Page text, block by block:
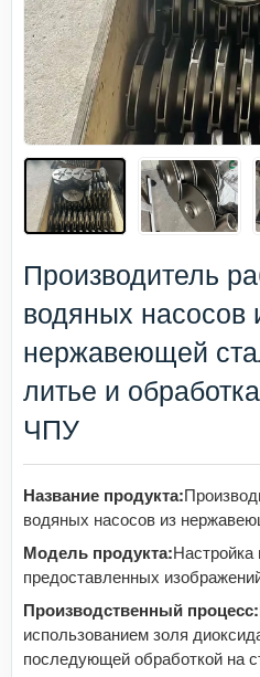
Производитель
водяных насосов
нержавеющей
литье и
ЧПУ
Название продукта:
водяных насосов из
Модель продукта:Настройка
предоставленных
Производственный процесс:
использованием золя
последующей обработкой на